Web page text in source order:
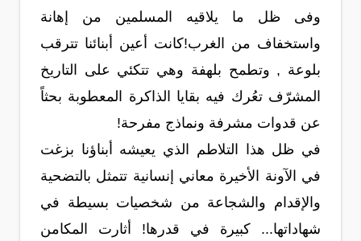
وفى ظل ما يلاقيه المسلمين من إهانة
واستخفاف من الغرب!كانت أعين أبنائنا تترقب
بلوعة , وتطمح بلهفة وهي تتكئي على التاريخ
المشرّف تعُرك فيه بقايا الذاكرة المعطوبة بحثاً
عن قدوات مشرفة ونماذج مفرحة!
في ظل هذا التلاطم الذي يعيشه أبناؤنا بزغت
في الآونة الأخيرة معاني إنسانية تتمثل بالتضحية
والإقدام والشجاعة من شخصيات بسيطة في
شهاداتها... كبيرة في قدرها! أثارت المكامن